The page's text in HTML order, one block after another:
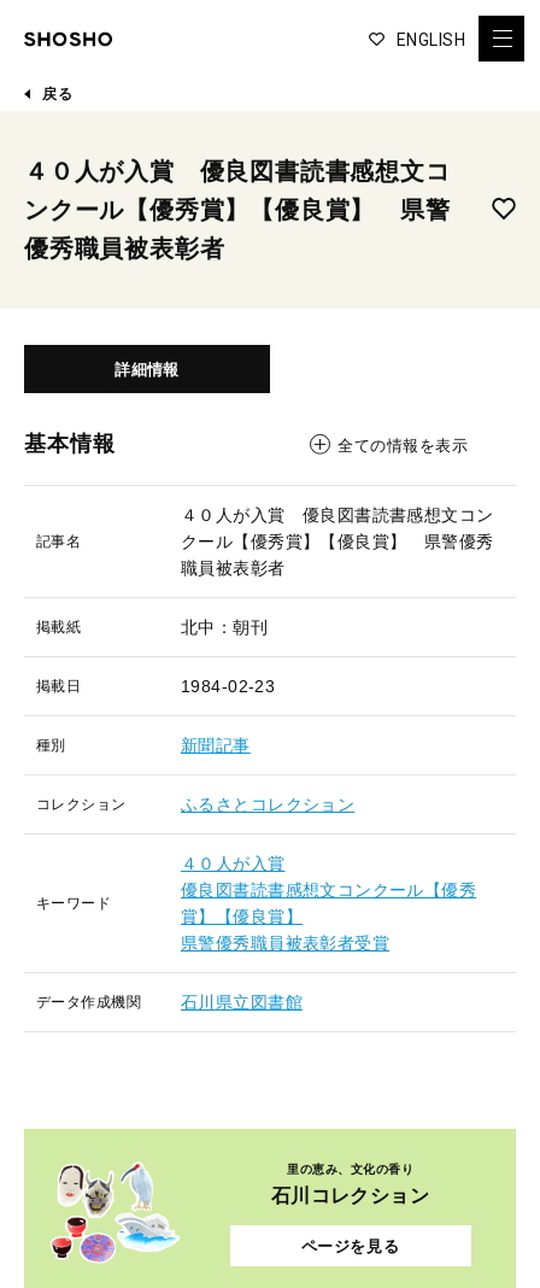
ENGLISH
戻る
４０人が入賞 優良図書読書感想文コ
ンクール【優秀賞】【優良賞】 県警
優秀職員被表彰者
詳細情報
基本情報 全ての情報を表示
記事名
４０人が入賞 優良図書読書感想文コン
クール【優秀賞】【優良賞】 県警優秀
職員被表彰者
掲載紙 北中：朝刊
掲載日 1984-02-23
種別 新聞記事
コレクション ふるさとコレクション
キーワード
４０人が入賞
優良図書読書感想文コンクール【優秀
賞】【優良賞】
県警優秀職員被表彰者受賞
データ作成機関 石川県立図書館
里の恵み、文化の香り
石川コレクション
ページを見る